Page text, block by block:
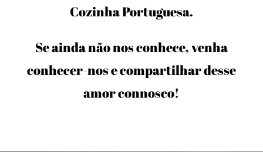
Cozinha Portuguesa.
Se ainda não nos conhece, venha
conhecer-nos e compartilhar desse
amor connosco!